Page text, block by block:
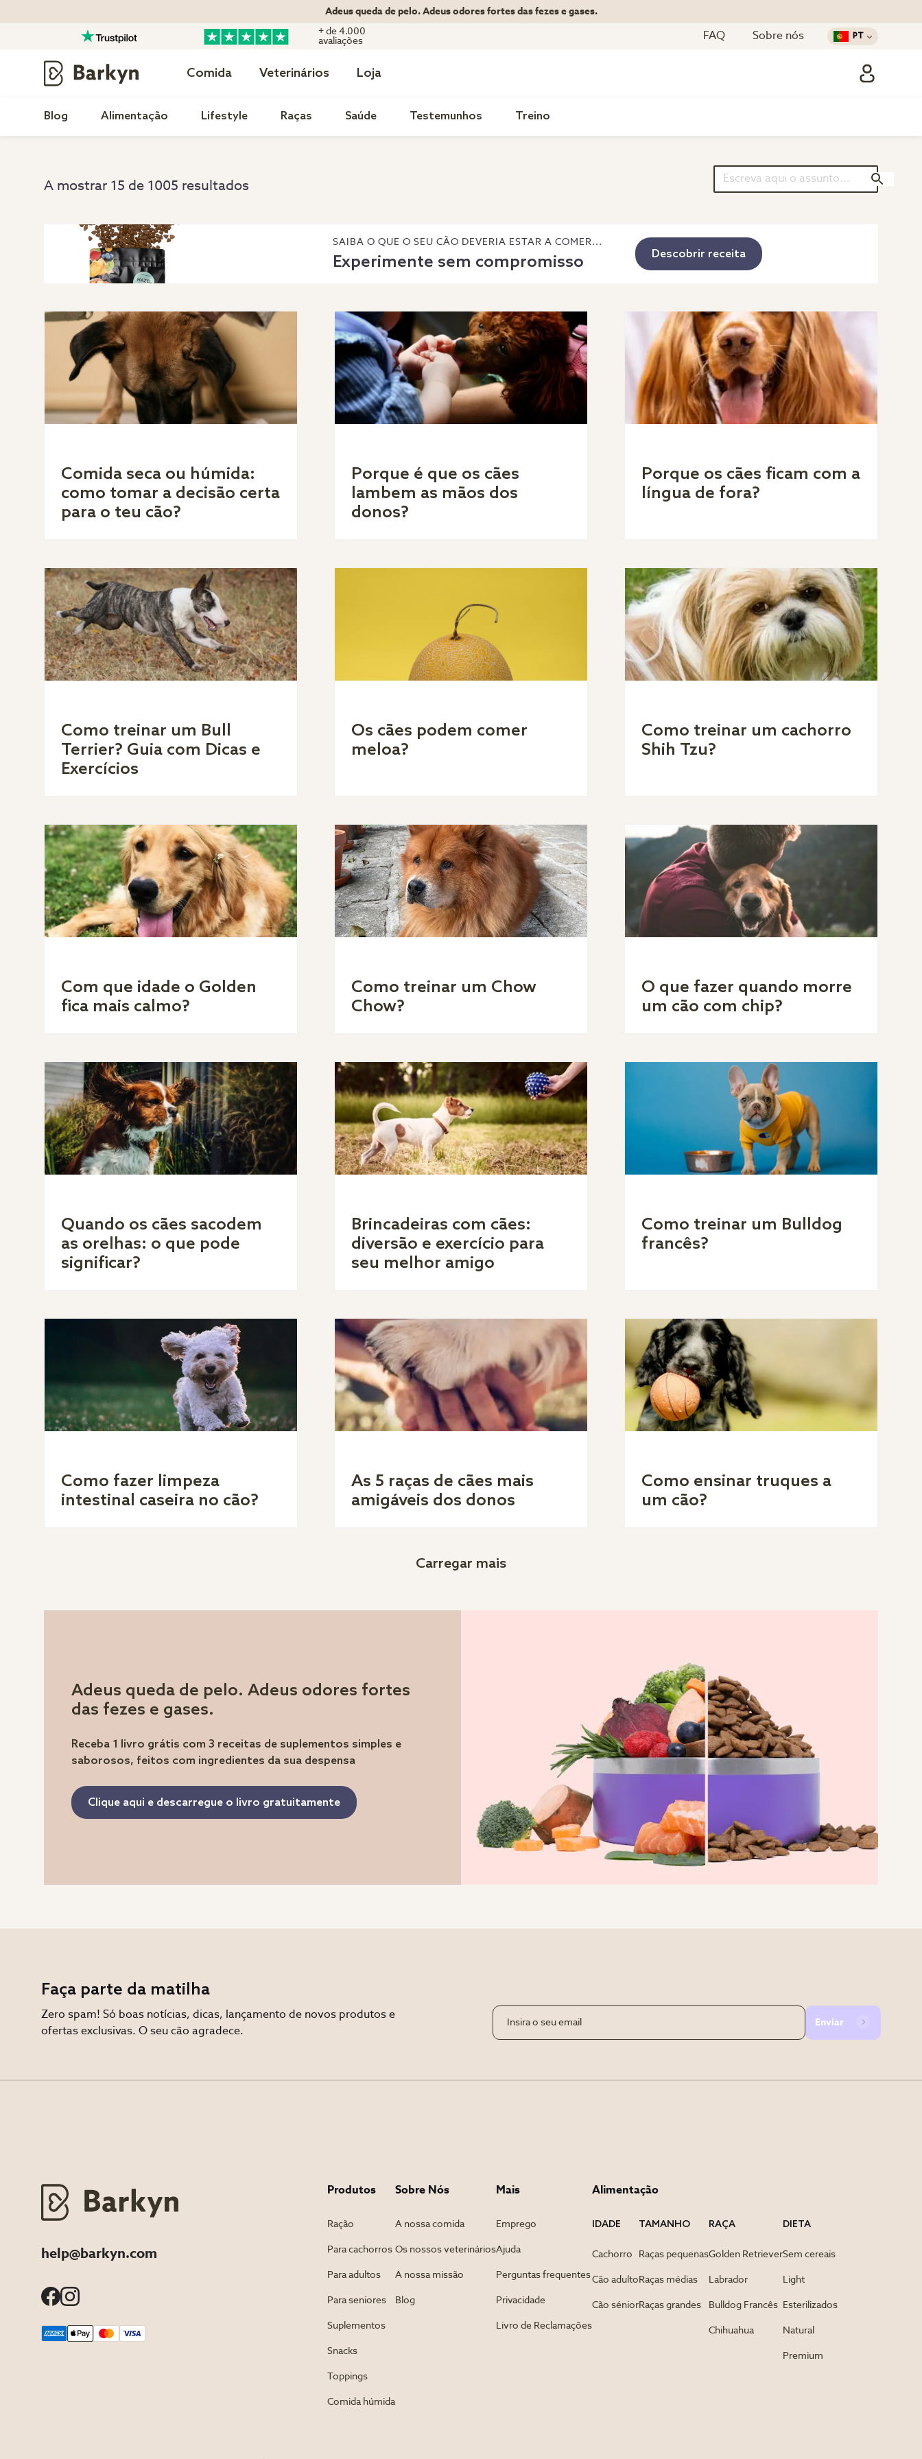
Adeus queda de pelo. Adeus odores fortes das fezes e gases.
+ de 4.000
avaliações
FAQ Sobre nós PT
Comida Veterinários Loja
Blog Alimentação Lifestyle Raças Saúde Testemunhos Treino
A mostrar 15 de 1005 resultados
SAIBA O QUE O SEU CÃO DEVERIA ESTAR A COMER...
Experimente sem compromisso Descobrir receita
Comida seca ou húmida:
como tomar a decisão certa
para o teu cão?
Porque é que os cães
lambem as mãos dos
donos?
Porque os cães ficam com a
língua de fora?
Como treinar um Bull
Terrier? Guia com Dicas e
Exercícios
Os cães podem comer
meloa?
Como treinar um cachorro
Shih Tzu?
Com que idade o Golden
fica mais calmo?
Como treinar um Chow
Chow?
O que fazer quando morre
um cão com chip?
Quando os cães sacodem
as orelhas: o que pode
significar?
Brincadeiras com cães:
diversão e exercício para
seu melhor amigo
Como treinar um Bulldog
francês?
Como fazer limpeza
intestinal caseira no cão?
As 5 raças de cães mais
amigáveis dos donos
Como ensinar truques a
um cão?
Carregar mais
Adeus queda de pelo. Adeus odores fortes
das fezes e gases.
Receba 1 livro grátis com 3 receitas de suplementos simples e
saborosos, feitos com ingredientes da sua despensa
Clique aqui e descarregue o livro gratuitamente
Faça parte da matilha
Zero spam! Só boas notícias, dicas, lançamento de novos produtos e
ofertas exclusivas. O seu cão agradece.
Enviar
help@barkyn.com
Produtos
Ração
Para cachorros
Para adultos
Para seniores
Suplementos
Snacks
Toppings
Comida húmida
Sobre Nós
A nossa comida
Os nossos veterinários
A nossa missão
Blog
Mais
Emprego
Ajuda
Perguntas frequentes
Privacidade
Livro de Reclamações
Alimentação
IDADE
Cachorro
Cão adulto
Cão sénior
TAMANHO
Raças pequenas
Raças médias
Raças grandes
RAÇA
Golden Retriever
Labrador
Bulldog Francês
Chihuahua
DIETA
Sem cereais
Light
Esterilizados
Natural
Premium